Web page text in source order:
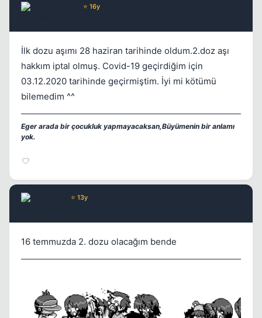
⭐ 16y
İlk dozu aşımı 28 haziran tarihinde oldum.2.doz aşı
hakkım iptal olmuş. Covid-19 geçirdiğim için
03.12.2020 tarihinde geçirmiştim. İyi mi kötümü
bilemedim ^^
Eger arada bir çocukluk yapmayacaksan,Büyümenin bir anlamı
yok.
⭐ 13y
16 temmuzda 2. dozu olacağım bende